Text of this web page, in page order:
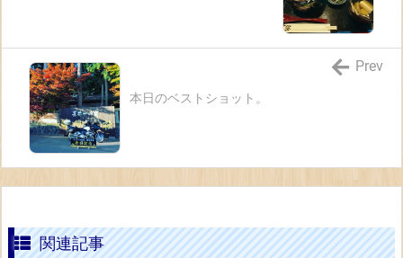
本日のベストショット。
Prev
関連記事